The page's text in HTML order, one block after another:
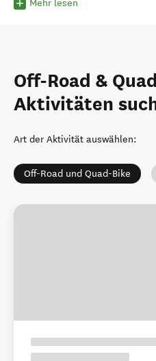
Mehr lesen
Off-Road &
Aktivitäten
Art der Aktivität auswählen:
Off-Road und Quad-Bike